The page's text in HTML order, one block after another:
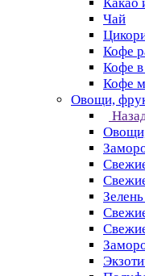
Чай
Кофе
Кофе в
Кофе
Овощи,